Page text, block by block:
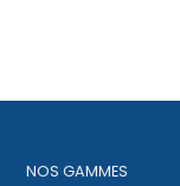
NOS GAMMES